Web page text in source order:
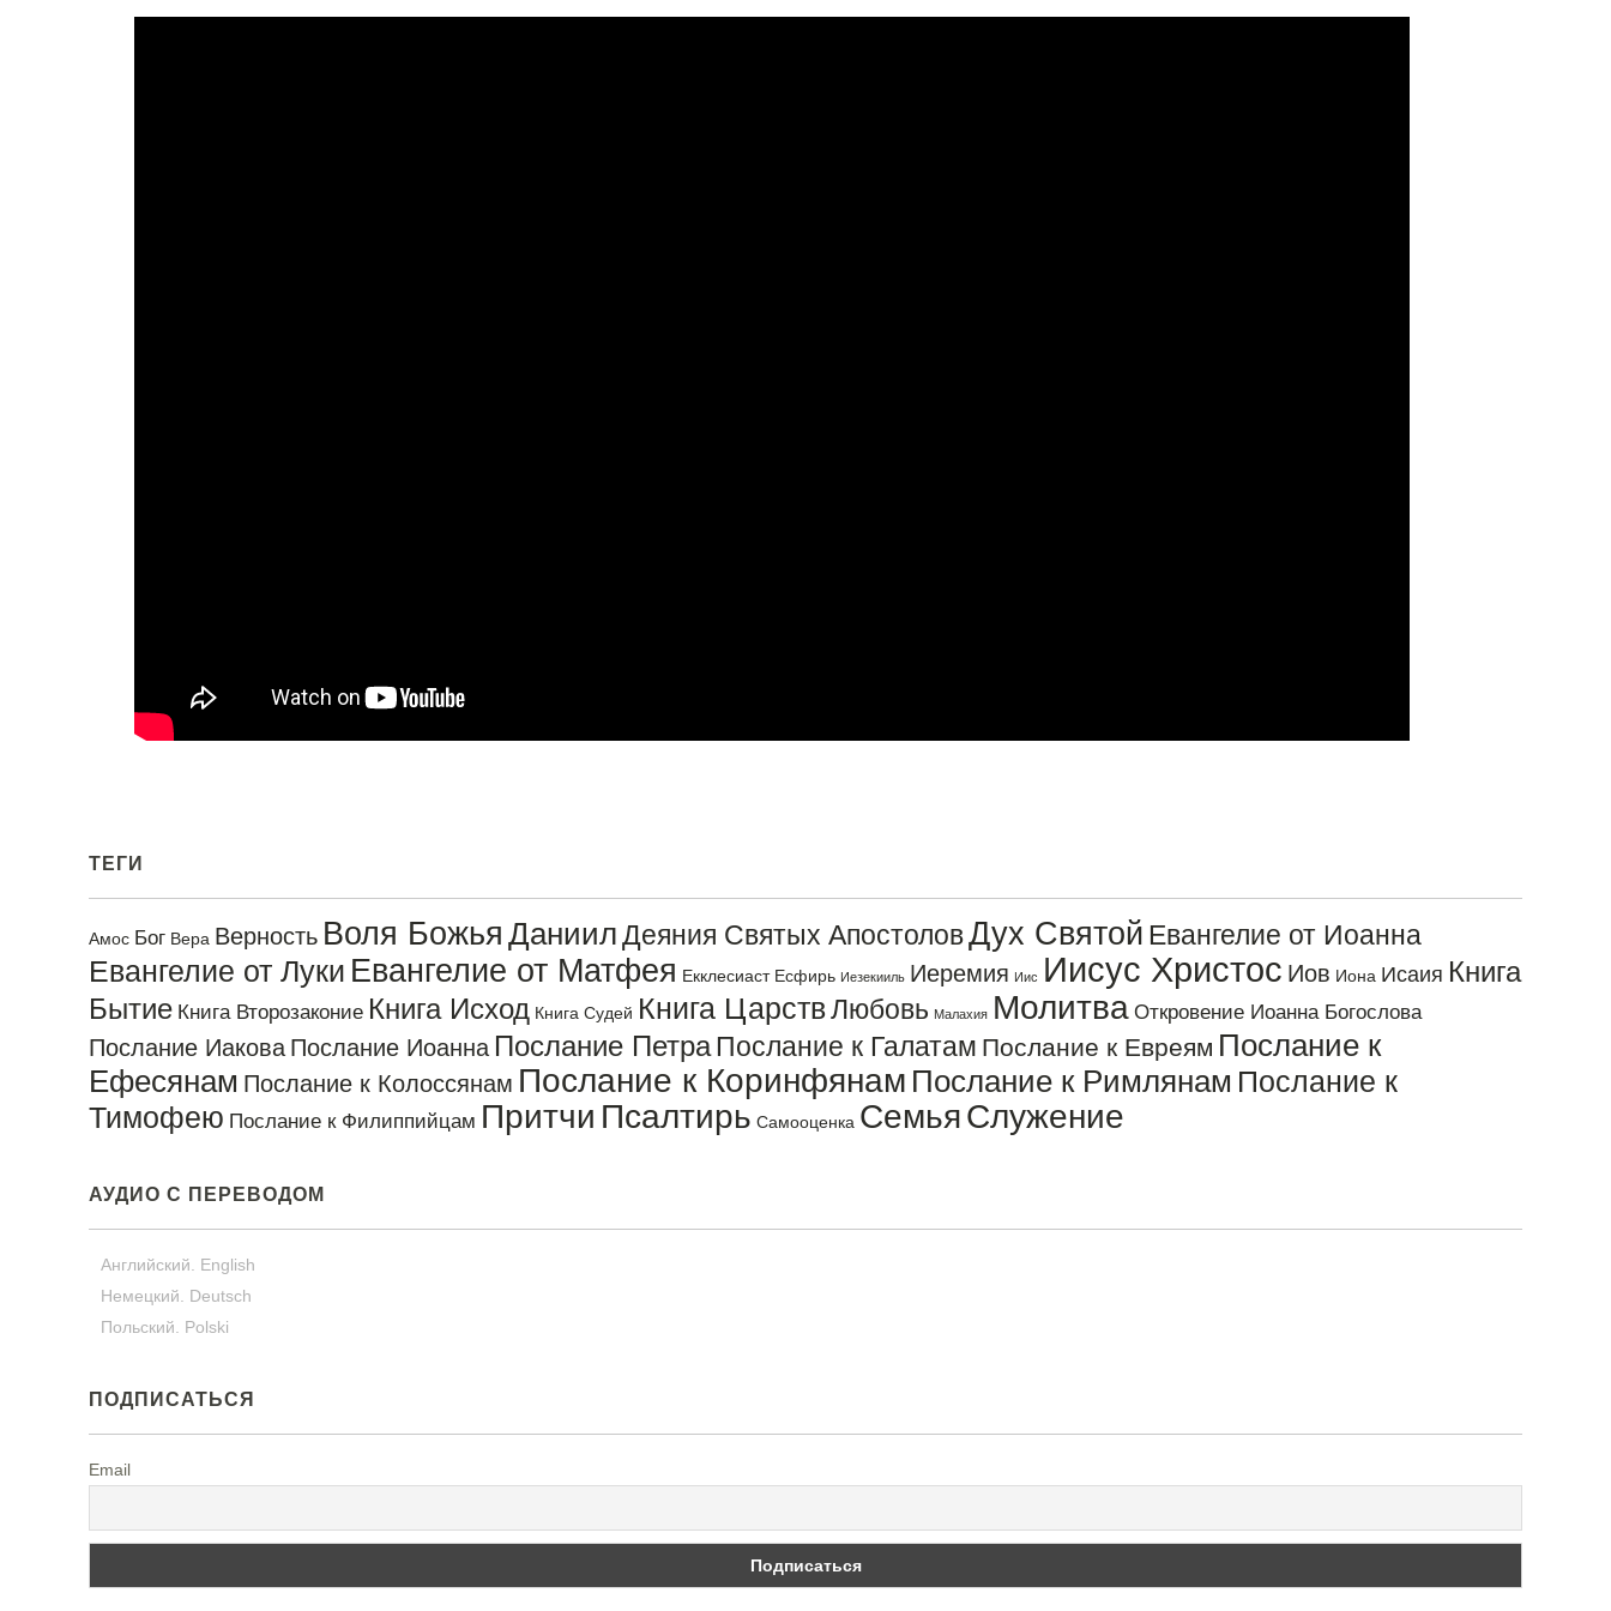
ТЕГИ
Амос Бог Вера Верность Воля Божья ДаниилДеяния Святых АпостоловДух Святой Евангелие от Иоанна
Евангелие от Луки Евангелие от Матфея Екклесиаст Есфирь Иезекииль Иеремия Иис Иисус Христос Иов Иона Исаия Книга
Бытие Книга Второзаконие Книга Исход Книга Судей Книга ЦарствЛюбовь Малахия Молитва Откровение Иоанна Богослова
Послание Иакова Послание Иоанна Послание ПетраПослание к Галатам Послание к Евреям Послание к
Ефесянам Послание к Колоссянам Послание к Коринфянам Послание к Римлянам Послание к
Тимофею Послание к Филиппийцам Притчи Псалтирь Самооценка СемьяСлужение
АУДИО С ПЕРЕВОДОМ
Английский. English
Немецкий. Deutsch
Польский. Polski
ПОДПИСАТЬСЯ
Email